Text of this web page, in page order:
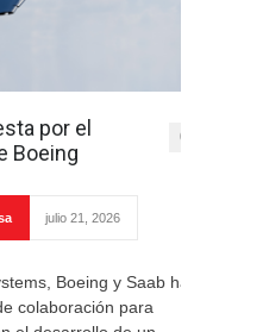
por el
Boeing
0
julio 21, 2026
Boeing y Saab han
colaboración para